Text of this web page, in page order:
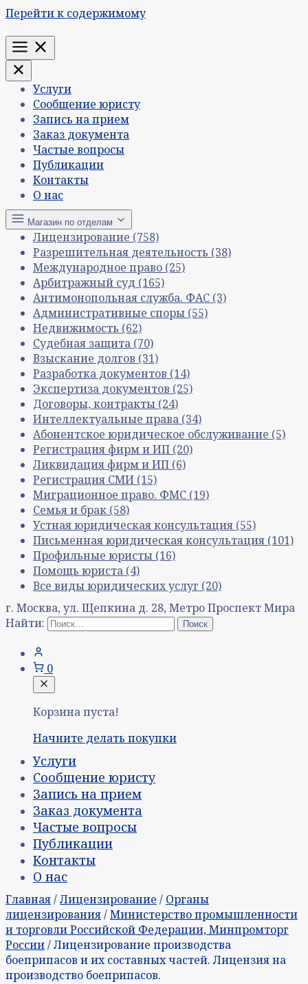
Перейти к содержимому
Меню
Услуги
Сообщение юристу
Запись на прием
Заказ документа
Частые вопросы
Публикации
Контакты
О нас
Магазин по отделам
Лицензирование (758)
Разрешительная деятельность (38)
Международное право (25)
Арбитражный суд (165)
Антимонопольная служба. ФАС (3)
Административные споры (55)
Недвижимость (62)
Судебная защита (70)
Взыскание долгов (31)
Разработка документов (14)
Экспертиза документов (25)
Договоры, контракты (24)
Интеллектуальные права (34)
Абонентское юридическое обслуживание (5)
Регистрация фирм и ИП (20)
Ликвидация фирм и ИП (6)
Регистрация СМИ (15)
Миграционное право. ФМС (19)
Семья и брак (58)
Устная юридическая консультация (55)
Письменная юридическая консультация (101)
Профильные юристы (16)
Помощь юриста (4)
Все виды юридических услуг (20)
г. Москва, ул. Щепкина д. 28, Метро Проспект Мира
Найти:
0
Корзина пуста!
Начните делать покупки
Услуги
Сообщение юристу
Запись на прием
Заказ документа
Частые вопросы
Публикации
Контакты
О нас
Главная/Лицензирование / Органы
лицензирования/Министерство промышленности
и торговли Российской Федерации, Минпромторг
России/ Лицензирование производства
боеприпасов и их составных частей. Лицензия на
производство боеприпасов.